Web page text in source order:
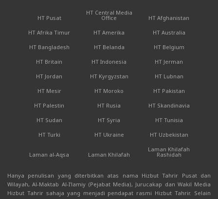
HT Pusat
HT Central Media
Office
HT Afghanistan
HT Afrika Timur
HT Amerika
HT Australia
HT Bangladesh
HT Belanda
HT Belgium
HT Britain
HT Indonesia
HT Jerman
HT Jordan
HT Kyrgyzstan
HT Lubnan
HT Mesir
HT Moroko
HT Pakistan
HT Palestin
HT Rusia
HT Skandinavia
HT Sudan
HT Syria
HT Tunisia
HT Turki
HT Ukraine HT Uzbekistan
Laman al-Aqsa Laman Khilafah
Laman Khilafah
Rashidah
Hanya penulisan yang diterbitkan atas nama Hizbut Tahrir Pusat dan
Wilayah, Al-Maktab Al-I'lamiy (Pejabat Media), Jurucakap dan Wakil Media
Hizbut Tahrir sahaja yang menjadi pendapat rasmi Hizbut Tahrir. Selain